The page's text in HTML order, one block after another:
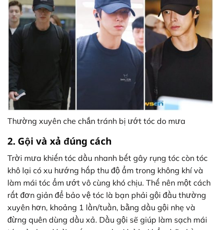
Thường xuyên che chắn tránh bị ướt tóc do mưa
2. Gội và xả đúng cách
Trời mưa khiến tóc dầu nhanh bết gây rụng tóc còn tóc
khô lại có xu hướng hấp thu độ ẩm trong không khí và
làm mái tóc ẩm ướt vô cùng khó chịu. Thế nên một cách
rất đơn giản để bảo vệ tóc là bạn phải gội đầu thường
xuyên hơn, khoảng 1 lần/tuần, bằng dầu gội nhẹ và
đừng quên dùng dầu xả. Dầu gội sẽ giúp làm sạch mái